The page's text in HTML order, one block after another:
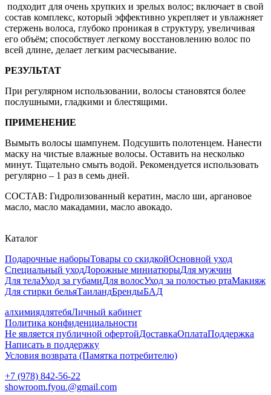
подходит для очень хрупких и зрелых волос; включает в свой
состав комплекс, который эффективно укрепляет и увлажняет
стержень волоса, глубоко проникая в структуру, увеличивая
его объём; способствует легкому восстановлению волос по
всей длине, делает легким расчесывание.
РЕЗУЛЬТАТ
При регулярном использовании, волосы становятся более
послушными, гладкими и блестящими.
ПРИМЕНЕНИЕ
Вымыть волосы шампунем. Подсушить полотенцем. Нанести
маску на чистые влажные волосы. Оставить на несколько
минут. Тщательно смыть водой. Рекомендуется использовать
регулярно – 1 раз в семь дней.
СОСТАВ: Гидролизованный кератин, масло ши, аргановое
масло, масло макадамии, масло авокадо.
Каталог
Подарочные наборыТовары со скидкойОсновной уход
Специальный уходДорожные миниатюрыДля мужчин
Для телаУход за губамиДля волосУход за полостью ртаМакияж
Для стирки бельяТаиландБрендыБАД
алхимиядлятебяЛичный кабинет
Политика конфиденциальности
Не является публичной офертойДоставкаОплатаПоддержка
Написать в поддержку
Условия возврата (Памятка потребителю)
+7 (978) 842-56-22
showroom.fyou.@gmail.com